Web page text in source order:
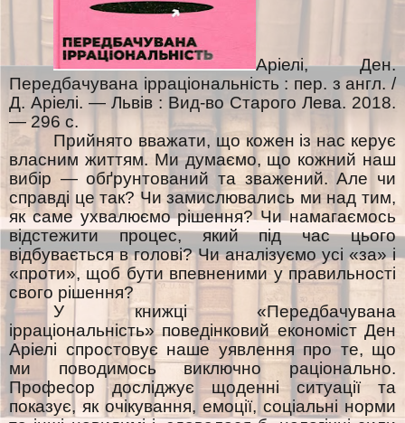
Аріелі, Ден.
Передбачувана ірраціональність : пер. з англ. /
Д. Аріелі. — Львів : Вид-во Старого Лева. 2018.
— 296 с.
Прийнято вважати, що кожен із нас керує
власним життям. Ми думаємо, що кожний наш
вибір — обґрунтований та зважений. Але чи
справді це так? Чи замислювались ми над тим,
як саме ухвалюємо рішення? Чи намагаємось
відстежити процес, який під час цього
відбувається в голові? Чи аналізуємо усі «за» і
«проти», щоб бути впевненими у правильності
свого рішення?
У книжці «Передбачувана
ірраціональність» поведінковий економіст Ден
Аріелі спростовує наше уявлення про те, що
ми поводимось виключно раціонально.
Професор досліджує щоденні ситуації та
показує, як очікування, емоції, соціальні норми